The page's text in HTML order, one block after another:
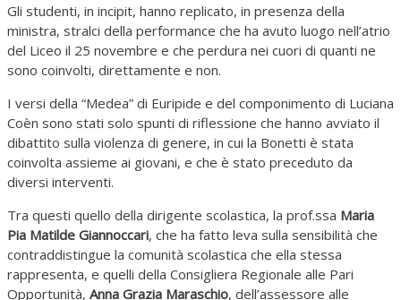
Gli studenti, in incipit, hanno replicato, in presenza della
ministra, stralci della performance che ha avuto luogo nell’atrio
del Liceo il 25 novembre e che perdura nei cuori di quanti ne
sono coinvolti, direttamente e non.
I versi della “Medea” di Euripide e del componimento di Luciana
Coèn sono stati solo spunti di riflessione che hanno avviato il
dibattito sulla violenza di genere, in cui la Bonetti è stata
coinvolta assieme ai giovani, e che è stato preceduto da
diversi interventi.
Tra questi quello della dirigente scolastica, la prof.ssa Maria
Pia Matilde Giannoccari, che ha fatto leva sulla sensibilità che
contraddistingue la comunità scolastica che ella stessa
rappresenta, e quelli della Consigliera Regionale alle Pari
Opportunità, Anna Grazia Maraschio, dell’assessore alle